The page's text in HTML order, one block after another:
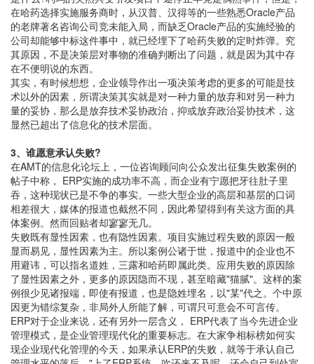
在哈药选择实施服务商时，从汉普、汉得等的一些熟悉Oracle产品
的老牌著名咨询公司竞未能入局，而缺乏Oracle产品的实施经验的
公司却能够中标这件事中，就已经埋下了哈药失败的定时炸弹。究
其原因，不是决策层对事物的准确判断出了问题，就是因为其中存
在不便明说的东西。
其实，有时候想想，企业领导作出一项决策考虑的更多的可能是技
术以外的因素，所谓决策其实就是对一种力量的放弃和对另一种力
量的妥协，那么是放弃技术妥协政治，抑或放弃政治妥协技术，这
显然已超出了信息化的技术层面。
3、谁愿意承认失败?
在AMT的信息化论坛上，一位咨询顾问向公众发出征集失败案例的
帖子中称， ERP实施的成功率不高，而企业有宁愿把牙往肚子里
吞，这种现状已是不争的事实。一些大型企业的高层和基层的口词
相差很大，媒体的报道也截然不同，因此希望得到有关这方面的具
体案例。然而回贴者却寥寥无几。
失败既有显性因素，也有隐性因素。项目实施过程失败的原因一般
显而易见，显性因素为主。所以案例公诸于世，报道中的企业也不
用避讳，可以指名道姓，三露和哈药即属此类。应用失败的原因除
了显性因素之外，更多的原因隐而不现，甚至暗藏"猫腻"。这样的案
例很少见诸报端，即使有报道，也是隐姓埋名，以"某"代之。个中原
因更为错综复杂，非局外人所能了解，可谓只可意会不可言传。
ERP对于企业来说，还有另外一层含义， ERP代表了当今先进企业
管理模式，是企业管理现代化的重要标志。在大家争相标榜如何实
现企业现代化管理的今天，如果承认ERP的失败，就等于承认自己